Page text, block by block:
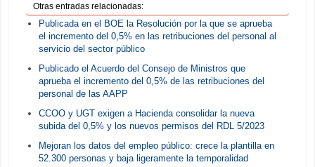
Otras entradas relacionadas:
Publicada en el BOE la Resolución por la que se aprueba
el incremento del 0,5% en las retribuciones del personal al
servicio del sector público
Publicado el Acuerdo del Consejo de Ministros que
aprueba el incremento del 0,5% de las retribuciones del
personal de las AAPP
CCOO y UGT exigen a Hacienda consolidar la nueva
subida del 0,5% y los nuevos permisos del RDL 5/2023
Mejoran los datos del empleo público: crece la plantilla en
52.300 personas y baja ligeramente la temporalidad